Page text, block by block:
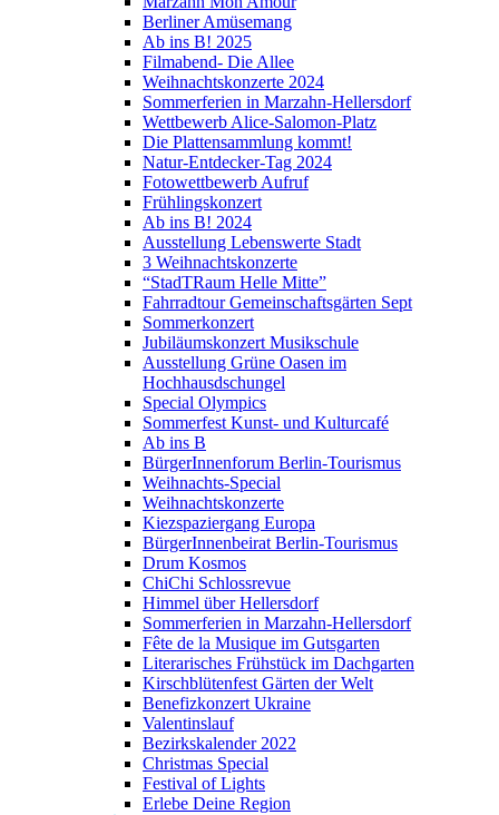
Berliner Amüsemang
Ab ins B! 2025
Filmabend- Die Allee
Weihnachtskonzerte 2024
Sommerferien in Marzahn-Hellersdorf
Wettbewerb Alice-Salomon-Platz
Die Plattensammlung kommt!
Natur-Entdecker-Tag 2024
Fotowettbewerb Aufruf
Frühlingskonzert
Ab ins B! 2024
Ausstellung Lebenswerte Stadt
3 Weihnachtskonzerte
“StadTRaum Helle Mitte”
Fahrradtour Gemeinschaftsgärten Sept
Sommerkonzert
Jubiläumskonzert Musikschule
Ausstellung Grüne Oasen im
Hochhausdschungel
Special Olympics
Sommerfest Kunst- und Kulturcafé
Ab ins B
BürgerInnenforum Berlin-Tourismus
Weihnachts-Special
Weihnachtskonzerte
Kiezspaziergang Europa
BürgerInnenbeirat Berlin-Tourismus
Drum Kosmos
ChiChi Schlossrevue
Himmel über Hellersdorf
Sommerferien in Marzahn-Hellersdorf
Fête de la Musique im Gutsgarten
Literarisches Frühstück im Dachgarten
Kirschblütenfest Gärten der Welt
Benefizkonzert Ukraine
Valentinslauf
Bezirkskalender 2022
Christmas Special
Festival of Lights
Erlebe Deine Region